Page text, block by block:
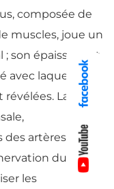
composée de
muscles, joue un
son épaisseur et
laquelle les
La prise
des artères
du nerf
les